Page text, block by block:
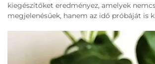
kiegészítőket eredményez, amelyek
megjelenésűek, hanem az idő próbáját is